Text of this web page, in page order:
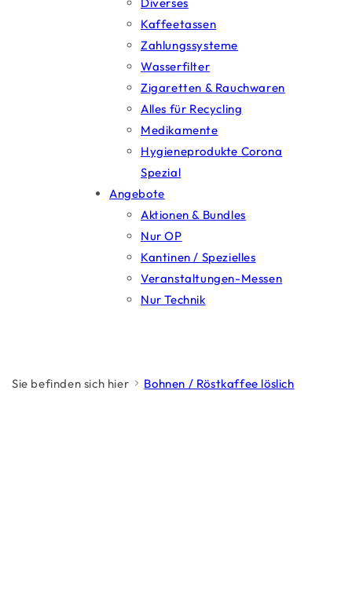
Kaffeetassen
Zahlungssysteme
Wasserfilter
Zigaretten & Rauchwaren
Alles für Recycling
Medikamente
Hygieneprodukte Corona
Spezial
Angebote
Aktionen & Bundles
Nur OP
Kantinen / Spezielles
Veranstaltungen-Messen
Nur Technik
Sie befinden sich hier Bohnen / Röstkaffee löslich